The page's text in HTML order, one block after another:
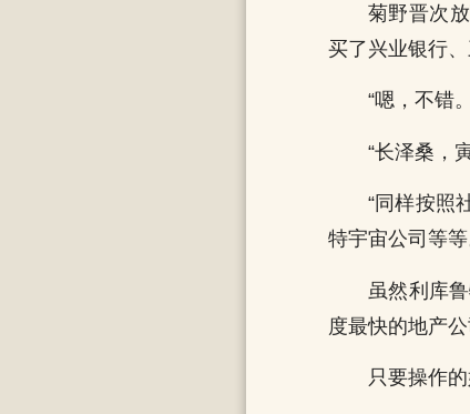
菊野晋次
买了兴业银行
“嗯，不错
“长泽桑，
“同样按照
特宇宙公司等等
虽然利库
度最快的地产公
只要操作